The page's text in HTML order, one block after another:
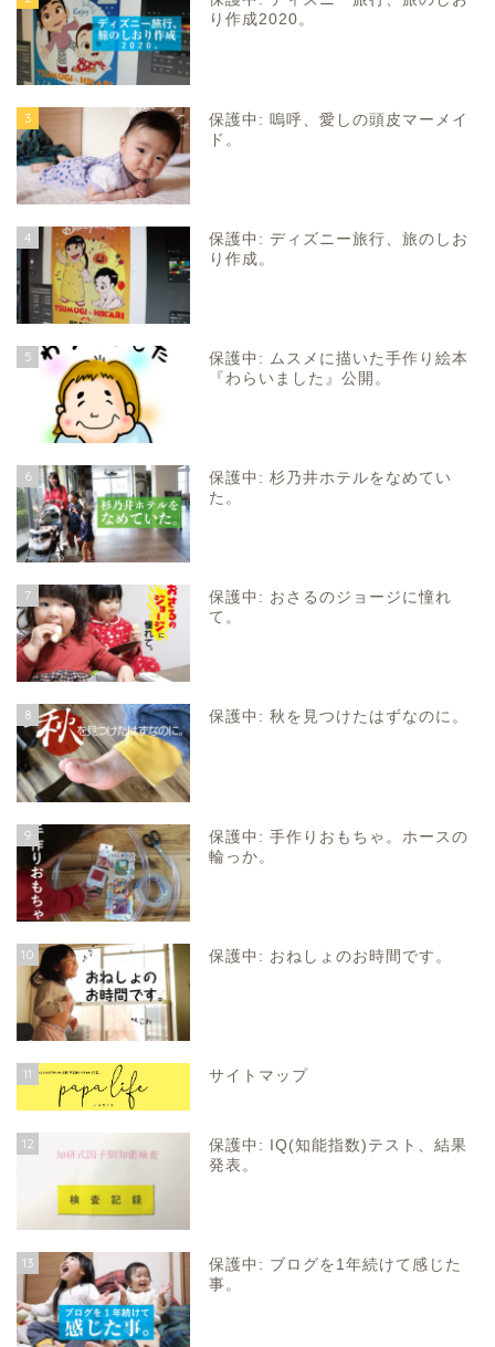
り作成2020。
3
保護中: 嗚呼、愛しの頭皮マーメイ
ド。
4
保護中: ディズニー旅行、旅のしお
り作成。
5
保護中: ムスメに描いた手作り絵本
『わらいました』公開。
6
保護中: 杉乃井ホテルをなめてい
た。
7
保護中: おさるのジョージに憧れ
て。
8 保護中: 秋を見つけたはずなのに。
9
保護中: 手作りおもちゃ。ホースの
輪っか。
10 保護中: おねしょのお時間です。
11 サイトマップ
12
保護中: IQ(知能指数)テスト、結果
発表。
13
保護中: ブログを1年続けて感じた
事。